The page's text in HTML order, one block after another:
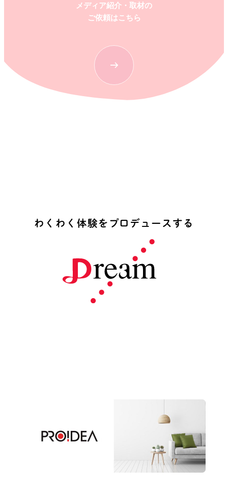
メディア紹介・取材の
ご依頼はこちら
わ く わ く 体験 を プロ デ ュ ー ス す る